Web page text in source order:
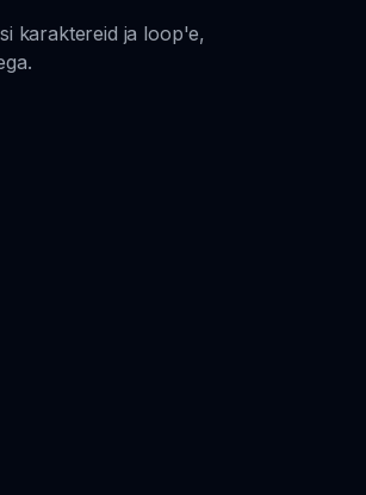
karaktereid ja loop'e,